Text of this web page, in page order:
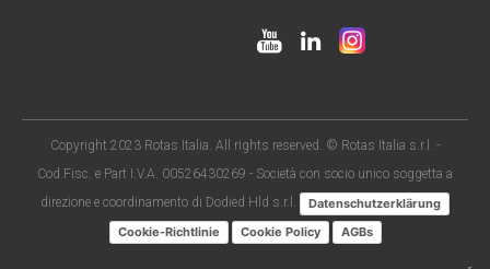
Copyright 2023 Rotas Italia. All rights reserved. © Rotas Italia s.r.l. -
Cod.Fisc. e Part I.V.A. 00526430269 - Società con socio unico soggetta a
direzione e coordinamento di Dodied Hld s.r.l.
Datenschutzerklärung
Cookie-Richtlinie
Cookie Policy AGBs